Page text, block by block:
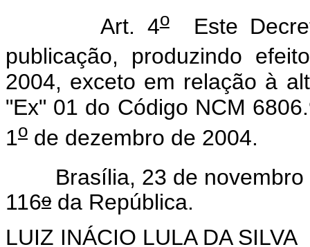
Art. 4oEste
publicação, produzindo
2004, exceto em relação à
"Ex" 01 do Código NCM
1o de dezembro de 2004.
Brasília, 23 de novembro
116o da República.
LUIZ INÁCIO LULA DA SILVA